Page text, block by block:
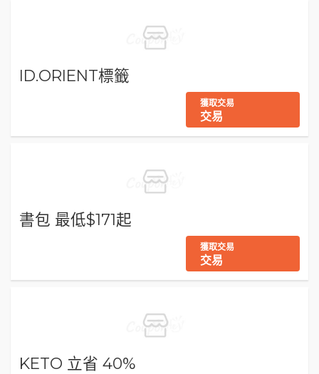
ID.ORIENT標籤
獲取交易
交易
書包 最低$171起
獲取交易
交易
KETO 立省 40%